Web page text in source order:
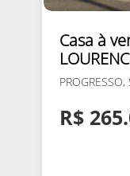
Casa à
R$